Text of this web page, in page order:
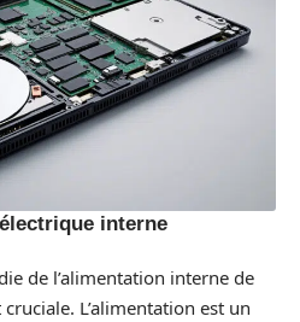
interne
de l’alimentation interne de
L’alimentation est un